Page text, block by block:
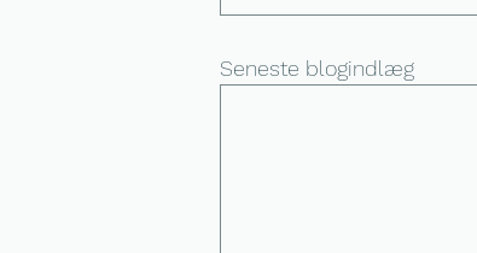
Seneste blogindlæg